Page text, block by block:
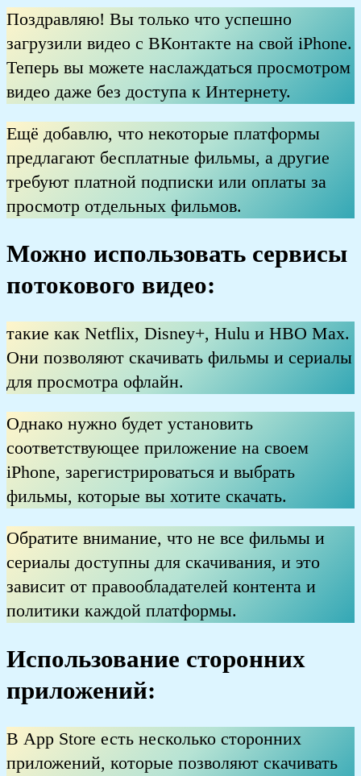
Поздравляю! Вы только что успешно
загрузили видео с ВКонтакте на свой iPhone.
Теперь вы можете наслаждаться просмотром
видео даже без доступа к Интернету.
Ещё добавлю, что некоторые платформы
предлагают бесплатные фильмы, а другие
требуют платной подписки или оплаты за
просмотр отдельных фильмов.
Можно использовать сервисы
потокового видео:
такие как Netflix, Disney+, Hulu и HBO Max.
Они позволяют скачивать фильмы и сериалы
для просмотра офлайн.
Однако нужно будет установить
соответствующее приложение на своем
iPhone, зарегистрироваться и выбрать
фильмы, которые вы хотите скачать.
Обратите внимание, что не все фильмы и
сериалы доступны для скачивания, и это
зависит от правообладателей контента и
политики каждой платформы.
Использование сторонних
приложений:
В App Store есть несколько сторонних
приложений, которые позволяют скачивать